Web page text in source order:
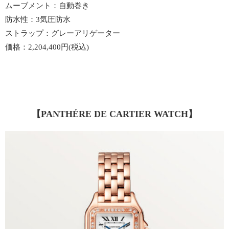
ムーブメント：自動巻き
防水性：3気圧防水
ストラップ：グレーアリゲーター
価格：2,204,400円(税込)
【PANTHÉRE DE CARTIER WATCH】